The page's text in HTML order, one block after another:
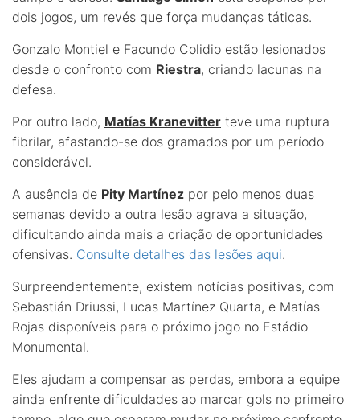
dois jogos, um revés que força mudanças táticas.
Gonzalo Montiel e Facundo Colidio estão lesionados
desde o confronto com Riestra, criando lacunas na
defesa.
Por outro lado, Matías Kranevitter teve uma ruptura
fibrilar, afastando-se dos gramados por um período
considerável.
A ausência de Pity Martínez por pelo menos duas
semanas devido a outra lesão agrava a situação,
dificultando ainda mais a criação de oportunidades
ofensivas. Consulte detalhes das lesões aqui.
Surpreendentemente, existem notícias positivas, com
Sebastián Driussi, Lucas Martínez Quarta, e Matías
Rojas disponíveis para o próximo jogo no Estádio
Monumental.
Eles ajudam a compensar as perdas, embora a equipe
ainda enfrente dificuldades ao marcar gols no primeiro